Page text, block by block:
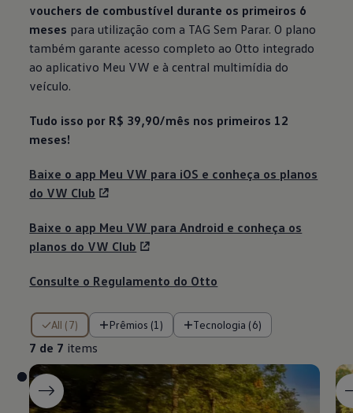
vouchers de combustível durante os primeiros 6
meses para utilização com a TAG Sem Parar. O plano
também garante acesso completo ao Otto integrado
ao aplicativo Meu VW e à central multimídia do
veículo.
Tudo isso por R$ 39,90/mês nos primeiros 12
meses!
Baixe o app Meu VW para iOS e conheça os planos
do VW Club
Baixe o app Meu VW para Android e conheça os
planos do VW Club
Consulte o Regulamento do Otto
All (7) Prêmios (1) Tecnologia (6)
7 de 7 items
7 de 7 items